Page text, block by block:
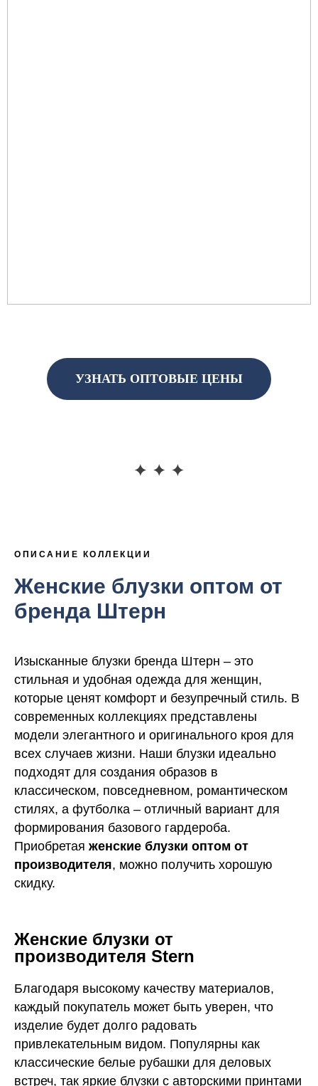
УЗНАТЬ ОПТОВЫЕ ЦЕНЫ
ОПИСАНИЕ КОЛЛЕКЦИИ
Женские блузки оптом от
бренда Штерн
Изысканные блузки бренда Штерн – это
стильная и удобная одежда для женщин,
которые ценят комфорт и безупречный стиль. В
современных коллекциях представлены
модели элегантного и оригинального кроя для
всех случаев жизни. Наши блузки идеально
подходят для создания образов в
классическом, повседневном, романтическом
стилях, а футболка – отличный вариант для
формирования базового гардероба.
Приобретая женские блузки оптом от
производителя, можно получить хорошую
скидку.
Женские блузки от
производителя Stern
Благодаря высокому качеству материалов,
каждый покупатель может быть уверен, что
изделие будет долго радовать
привлекательным видом. Популярны как
классические белые рубашки для деловых
встреч, так яркие блузки с авторскими принтами